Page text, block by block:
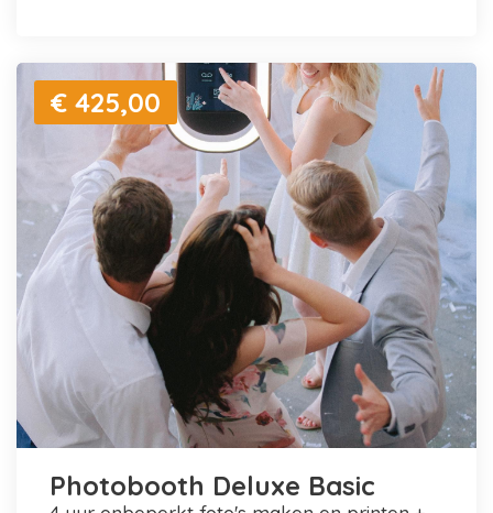
€ 425,00
Photobooth Deluxe Basic